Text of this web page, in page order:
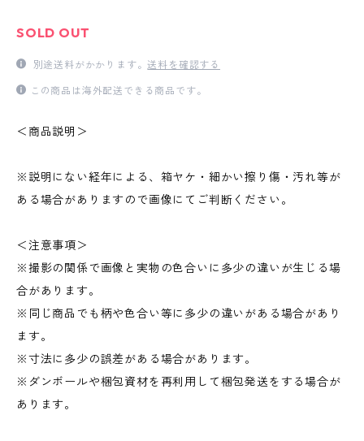
SOLD OUT
別途送料がかかります。送料を確認する
この商品は海外配送できる商品です。
＜商品説明＞
※説明にない経年による、箱ヤケ・細かい擦り傷・汚れ等が
ある場合がありますので画像にてご判断ください。
＜注意事項＞
※撮影の関係で画像と実物の色合いに多少の違いが生じる場
合があります。
※同じ商品でも柄や色合い等に多少の違いがある場合があり
ます。
※寸法に多少の誤差がある場合があります。
※ダンボールや梱包資材を再利用して梱包発送をする場合が
あります。